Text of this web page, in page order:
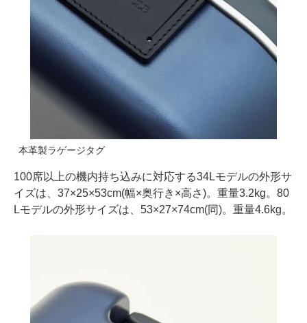
本革製ラゲージタグ
100席以上の機内持ち込みに対応する34Lモデルの外形サ
イズは、37×25×53cm(幅×奥行き×高さ)。重量3.2kg。80
Lモデルの外形サイズは、53×27×74cm(同)。重量4.6kg。